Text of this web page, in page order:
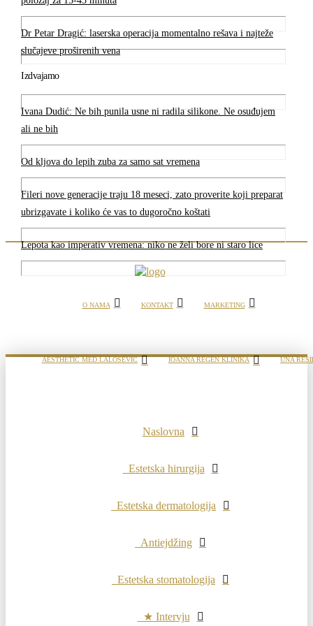
Dr Petar Dragić: laserska operacija momentalno rešava i najteže
slučajeve proširenih vena
Izdvajamo
Ivana Dudić: Ne bih punila usne ni radila silikone. Ne osuđujem
ali ne bih
Od kljova do lepih zuba za samo sat vremena
Fileri nove generacije traju 18 meseci, zato proverite koji preparat
ubrizgavate i koliko će vas to dugoročno koštati
Lepota kao imperativ vremena: niko ne želi bore ni staro lice
O NAMA KONTAKT MARKETING
AESTHETIC MED LALOŠEVIĆ IOANNA REGEN KLINIKA UNA
Naslovna
Estetska hirurgija
Estetska dermatologija
Antiejdžing
Estetska stomatologija
★ Intervju